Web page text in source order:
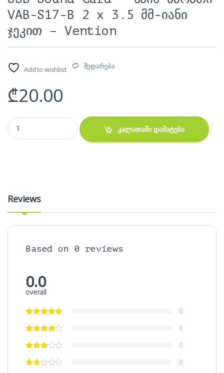
VAB-S17-B 2 x 3.5 მმ-იანი
ჯეკით – Vention
Add to wishlist შედარება
₾20.00
USB Sound Card - ხმის ბარათი VAB-S17-B 2 x 3.5 მმ-იანი ჯეკით -
კალათაში დამატება
Reviews
Based on 0 reviews
0.0
overall
0
0
0
0